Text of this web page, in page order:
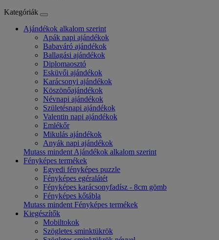
Kategóriák
Ajándékok alkalom szerint
Apák napi ajándékok
Babaváró ajándékok
Ballagási ajándékok
Diplomaosztó
Esküvői ajándékok
Karácsonyi ajándékok
Köszönőajándékok
Névnapi ajándékok
Születésnapi ajándékok
Valentin napi ajándékok
Emlékőr
Mikulás ajándékok
Anyák napi ajándékok
Mutass mindent Ajándékok alkalom szerint
Fényképes termékek
Egyedi fényképes puzzle
Fényképes egéralátét
Fényképes karácsonyfadísz - 8cm gömb
Fényképes kőtábla
Mutass mindent Fényképes termékek
Kiegészítők
Mobiltokok
Szögletes sminktükrök